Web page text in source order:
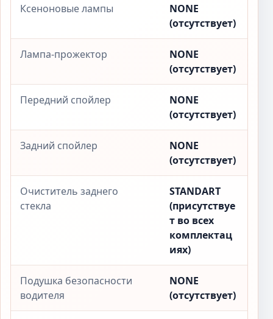
Ксеноновые лампы
NONE
(отсутствует)
Лампа-прожектор
NONE
(отсутствует)
Передний спойлер
NONE
(отсутствует)
Задний спойлер
NONE
(отсутствует)
Очиститель заднего
стекла
STANDART
(присутствуе
т во всех
комплектац
иях)
Подушка безопасности
водителя
NONE
(отсутствует)